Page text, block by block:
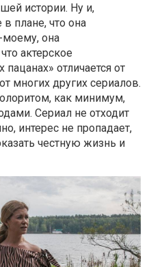
истории. Ну и,
в плане, что она
моему, она
актерское
отличается от
многих других сериалов.
как минимум,
Сериал не отходит
интерес не пропадает,
честную жизнь и